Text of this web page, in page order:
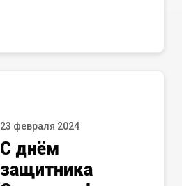
23 февраля 2024
С днём
защитника